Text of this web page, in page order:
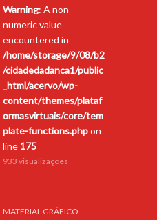
Warning: A non-
numeric value
encountered in
/home/storage/9/08/b2
/cidadedadanca1/public
_html/acervo/wp-
content/themes/plataf
ormasvirtuais/core/tem
plate-functions.phpon
line 175
933 visualizações
MATERIAL GRÁFICO